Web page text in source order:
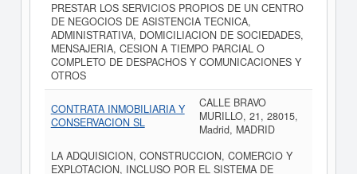
PRESTAR LOS SERVICIOS PROPIOS DE UN CENTRO
DE NEGOCIOS DE ASISTENCIA TECNICA,
ADMINISTRATIVA, DOMICILIACION DE SOCIEDADES,
MENSAJERIA, CESION A TIEMPO PARCIAL O
COMPLETO DE DESPACHOS Y COMUNICACIONES Y
OTROS
CONTRATA INMOBILIARIA Y
CONSERVACION SL
CALLE BRAVO
MURILLO, 21, 28015,
Madrid, MADRID
LA ADQUISICION, CONSTRUCCION, COMERCIO Y
EXPLOTACION, INCLUSO POR EL SISTEMA DE